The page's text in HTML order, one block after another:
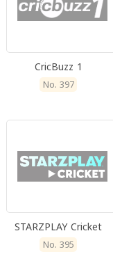
CricBuzz 1
No. 397
STARZPLAY Cricket
No. 395